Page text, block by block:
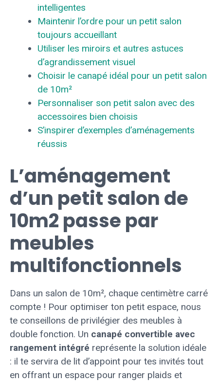
intelligentes
Maintenir l’ordre pour un petit salon
toujours accueillant
Utiliser les miroirs et autres astuces
d’agrandissement visuel
Choisir le canapé idéal pour un petit salon
de 10m²
Personnaliser son petit salon avec des
accessoires bien choisis
S’inspirer d’exemples d’aménagements
réussis
L’aménagement
d’un petit salon de
10m2 passe par
meubles
multifonctionnels
Dans un salon de 10m², chaque centimètre carré
compte ! Pour optimiser ton petit espace, nous
te conseillons de privilégier des meubles à
double fonction. Un canapé convertible avec
rangement intégré représente la solution idéale
: il te servira de lit d’appoint pour tes invités tout
en offrant un espace pour ranger plaids et